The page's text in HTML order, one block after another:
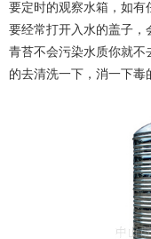
要定时的观察水箱，如有
要经常打开入水的盖子，
青苔不会污染水质你就不
的去清洗一下，消一下毒